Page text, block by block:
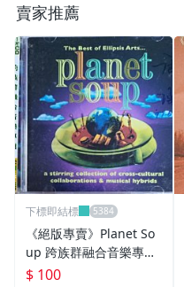
賣家推薦
下標即結標
《絕版專賣》Planet So
up 跨族群融合音樂專題
(有側標)
$ 100